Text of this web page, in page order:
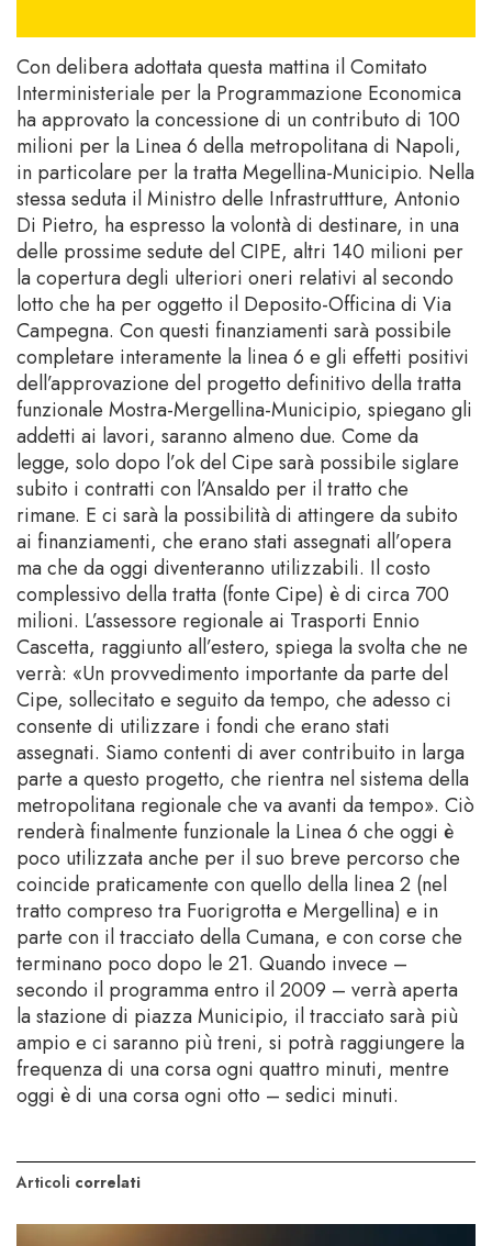
Con delibera adottata questa mattina il Comitato
Interministeriale per la Programmazione Economica
ha approvato la concessione di un contributo di 100
milioni per la Linea 6 della metropolitana di Napoli,
in particolare per la tratta Megellina-Municipio. Nella
stessa seduta il Ministro delle Infrastruttture, Antonio
Di Pietro, ha espresso la volontà di destinare, in una
delle prossime sedute del CIPE, altri 140 milioni per
la copertura degli ulteriori oneri relativi al secondo
lotto che ha per oggetto il Deposito-Officina di Via
Campegna. Con questi finanziamenti sarà possibile
completare interamente la linea 6 e gli effetti positivi
dell’approvazione del progetto definitivo della tratta
funzionale Mostra-Mergellina-Municipio, spiegano gli
addetti ai lavori, saranno almeno due. Come da
legge, solo dopo l’ok del Cipe sarà possibile siglare
subito i contratti con l’Ansaldo per il tratto che
rimane. E ci sarà la possibilità di attingere da subito
ai finanziamenti, che erano stati assegnati all’opera
ma che da oggi diventeranno utilizzabili. Il costo
complessivo della tratta (fonte Cipe) è di circa 700
milioni. L’assessore regionale ai Trasporti Ennio
Cascetta, raggiunto all’estero, spiega la svolta che ne
verrà: «Un provvedimento importante da parte del
Cipe, sollecitato e seguito da tempo, che adesso ci
consente di utilizzare i fondi che erano stati
assegnati. Siamo contenti di aver contribuito in larga
parte a questo progetto, che rientra nel sistema della
metropolitana regionale che va avanti da tempo». Ciò
renderà finalmente funzionale la Linea 6 che oggi è
poco utilizzata anche per il suo breve percorso che
coincide praticamente con quello della linea 2 (nel
tratto compreso tra Fuorigrotta e Mergellina) e in
parte con il tracciato della Cumana, e con corse che
terminano poco dopo le 21. Quando invece –
secondo il programma entro il 2009 – verrà aperta
la stazione di piazza Municipio, il tracciato sarà più
ampio e ci saranno più treni, si potrà raggiungere la
frequenza di una corsa ogni quattro minuti, mentre
oggi è di una corsa ogni otto – sedici minuti.
Articoli correlati